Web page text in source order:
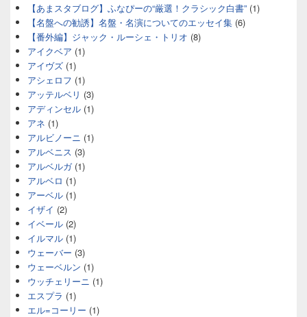
【あまスタブログ】ふなぴーの“厳選！クラシック白書” (1)
【名盤への勧誘】名盤・名演についてのエッセイ集 (6)
【番外編】ジャック・ルーシェ・トリオ (8)
アイクベア (1)
アイヴズ (1)
アシェロフ (1)
アッテルベリ (3)
アディンセル (1)
アネ (1)
アルビノーニ (1)
アルベニス (3)
アルベルガ(1)
アルベロ (1)
アーベル (1)
イザイ (2)
イベール (2)
イルマル (1)
ウェーバー (3)
ウェーベルン (1)
ウッチェリーニ (1)
エスプラ (1)
エル=コーリー (1)